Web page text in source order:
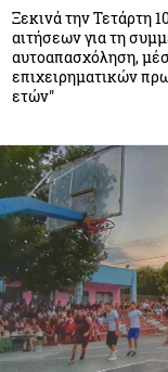
Ξεκινά την Τετάρτη
αιτήσεων για τη
αυτoαπασχόληση,
επιχειρηματικών
ετών"